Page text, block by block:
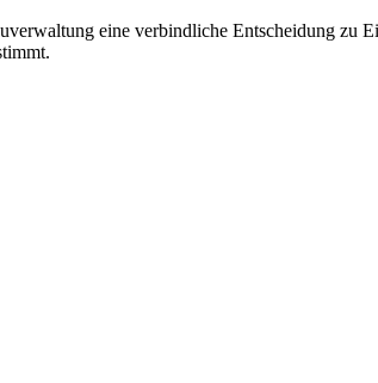
eine verbindliche Entscheidung zu